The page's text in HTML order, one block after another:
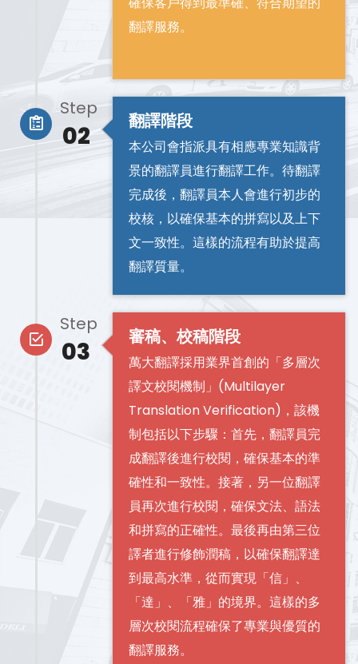
翻譯服務。
翻譯階段
本公司會指派具有相應專業知識背
景的翻譯員進行翻譯工作。待翻譯
完成後，翻譯員本人會進行初步的
校核，以確保基本的拼寫以及上下
文一致性。這樣的流程有助於提高
翻譯質量。
Step
02
審稿、校稿階段
萬大翻譯採用業界首創的「多層次
譯文校閱機制」(Multilayer
Translation Verification)，該機
制包括以下步驟：首先，翻譯員完
成翻譯後進行校閱，確保基本的準
確性和一致性。接著，另一位翻譯
員再次進行校閱，確保文法、語法
和拼寫的正確性。最後再由第三位
譯者進行修飾潤稿，以確保翻譯達
到最高水準，從而實現「信」、
「達」、「雅」的境界。這樣的多
層次校閱流程確保了專業與優質的
翻譯服務。
Step
03